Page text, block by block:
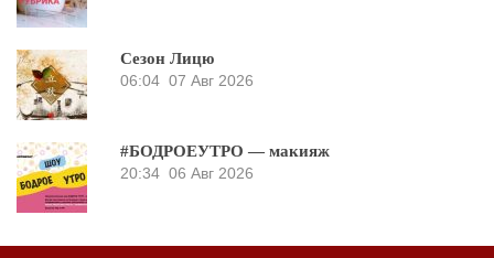
Сезон Лицю
06:04 07 Авг 2026
#БОДРОЕУТРО — макияж
20:34 06 Авг 2026